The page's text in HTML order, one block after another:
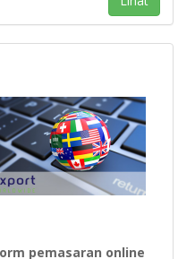
pemasaran online